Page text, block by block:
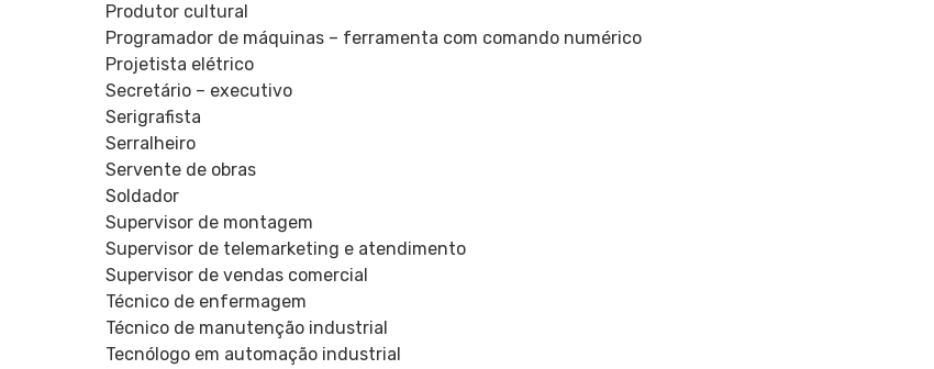
Produtor cultural
Programador de máquinas – ferramenta com comando numérico
Projetista elétrico
Secretário – executivo
Serigrafista
Serralheiro
Servente de obras
Soldador
Supervisor de montagem
Supervisor de telemarketing e atendimento
Supervisor de vendas comercial
Técnico de enfermagem
Técnico de manutenção industrial
Tecnólogo em automação industrial